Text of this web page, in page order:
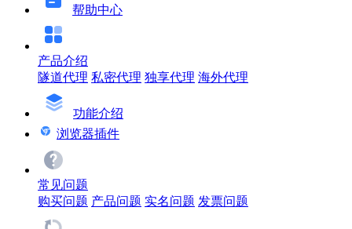
帮助中心
产品介绍
隧道代理 私密代理 独享代理 海外代理
功能介绍
浏览器插件
常见问题
购买问题 产品问题 实名问题 发票问题